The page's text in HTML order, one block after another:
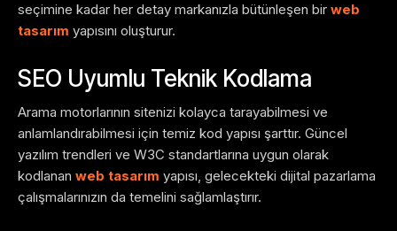
seçimine kadar her detay markanızla bütünleşen bir web
tasarım yapısını oluşturur.
SEO Uyumlu Teknik Kodlama
Arama motorlarının sitenizi kolayca tarayabilmesi ve
anlamlandırabilmesi için temiz kod yapısı şarttır. Güncel
yazılım trendleri ve W3C standartlarına uygun olarak
kodlanan web tasarım yapısı, gelecekteki dijital pazarlama
çalışmalarınızın da temelini sağlamlaştırır.